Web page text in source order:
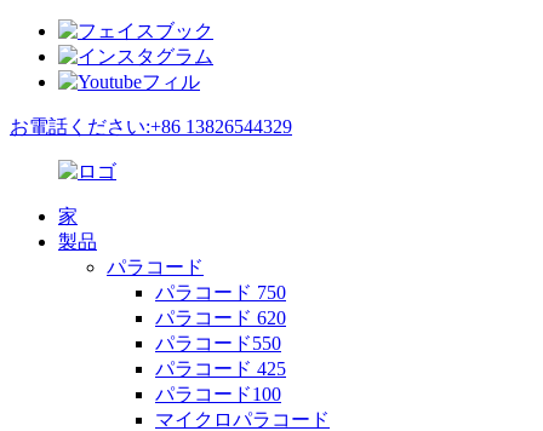
お電話ください:+86 13826544329
家
製品
パラコード
パラコード 750
パラコード 620
パラコード550
パラコード 425
パラコード100
マイクロパラコード